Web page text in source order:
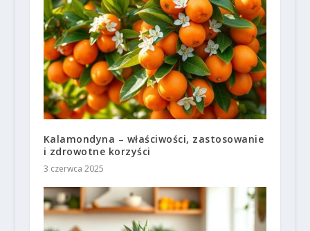
Kalamondyna – właściwości, zastosowanie
i zdrowotne korzyści
3 czerwca 2025